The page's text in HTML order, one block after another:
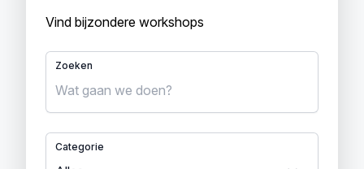
Vind bijzondere workshops
Zoeken
Categorie